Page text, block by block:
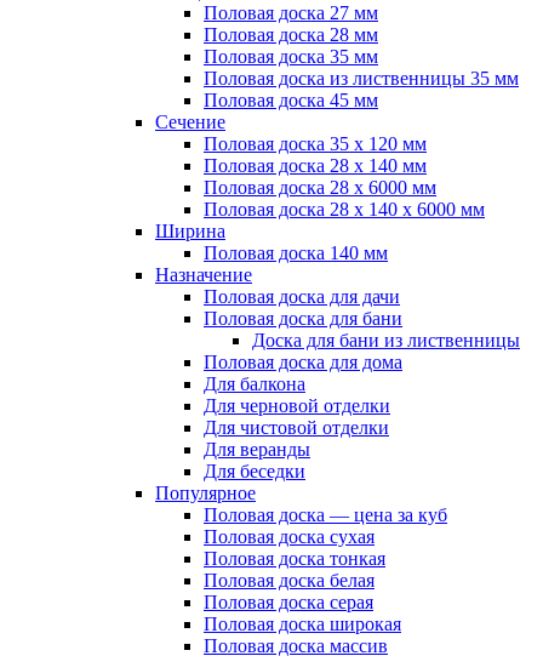
Половая доска 27 мм
Половая доска 28 мм
Половая доска 35 мм
Половая доска из лиственницы 35 мм
Половая доска 45 мм
Сечение
Половая доска 35 х 120 мм
Половая доска 28 х 140 мм
Половая доска 28 х 6000 мм
Половая доска 28 х 140 х 6000 мм
Ширина
Половая доска 140 мм
Назначение
Половая доска для дачи
Половая доска для бани
Доска для бани из лиственницы
Половая доска для дома
Для балкона
Для черновой отделки
Для чистовой отделки
Для веранды
Для беседки
Популярное
Половая доска — цена за куб
Половая доска сухая
Половая доска тонкая
Половая доска белая
Половая доска серая
Половая доска широкая
Половая доска массив